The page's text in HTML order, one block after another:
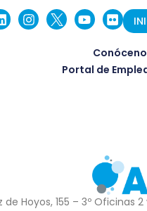
Portal de
de Hoyos, 155 – 3º